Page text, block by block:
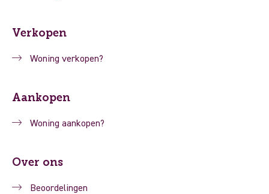
Verkopen
Woning verkopen?
Aankopen
Woning aankopen?
Over ons
Beoordelingen